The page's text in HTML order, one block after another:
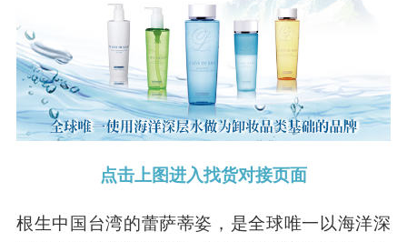
点击上图进入找货对接页面
根生中国台湾的蕾萨蒂姿，是全球唯一以海洋深